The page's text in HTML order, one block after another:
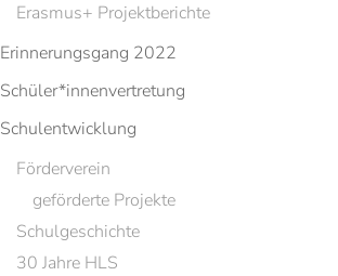
Erasmus+ Projektberichte
Erinnerungsgang 2022
Schüler*innenvertretung
Schulentwicklung
Förderverein
geförderte Projekte
Schulgeschichte
30 Jahre HLS